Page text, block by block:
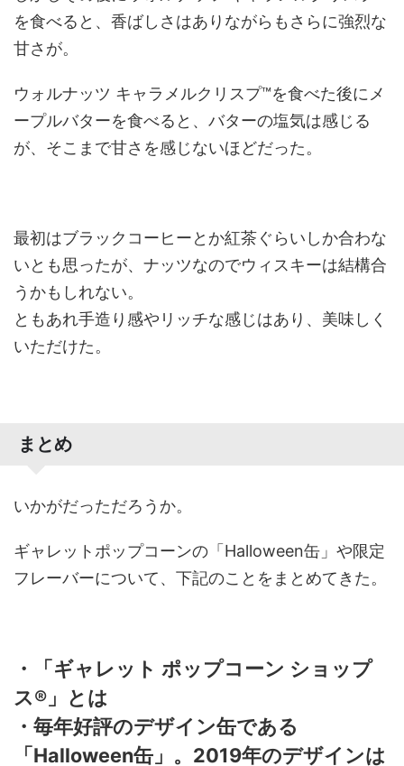
を食べると、香ばしさはありながらもさらに強烈な
甘さが。
ウォルナッツ キャラメルクリスプ™を食べた後にメ
ープルバターを食べると、バターの塩気は感じる
が、そこまで甘さを感じないほどだった。
最初はブラックコーヒーとか紅茶ぐらいしか合わな
いとも思ったが、ナッツなのでウィスキーは結構合
うかもしれない。
ともあれ手造り感やリッチな感じはあり、美味しく
いただけた。
まとめ
いかがだっただろうか。
ギャレットポップコーンの「Halloween缶」や限定
フレーバーについて、下記のことをまとめてきた。
・「ギャレット ポップコーン ショップ
ス®」とは
・毎年好評のデザイン缶である
「Halloween缶」。2019年のデザインは